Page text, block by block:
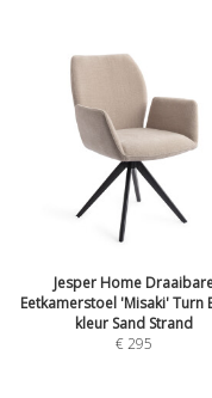
Jesper Home
Eetkamerstoel 'Misaki' Turn
kleur Sand Strand
€295